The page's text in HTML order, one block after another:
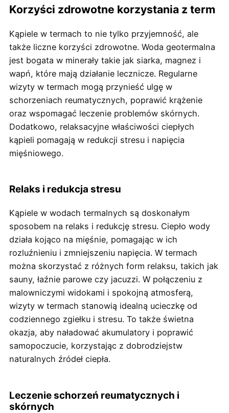
Korzyści zdrowotne korzystania z term
Kąpiele w termach to nie tylko przyjemność, ale
także liczne korzyści zdrowotne. Woda geotermalna
jest bogata w minerały takie jak siarka, magnez i
wapń, które mają działanie lecznicze. Regularne
wizyty w termach mogą przynieść ulgę w
schorzeniach reumatycznych, poprawić krążenie
oraz wspomagać leczenie problemów skórnych.
Dodatkowo, relaksacyjne właściwości ciepłych
kąpieli pomagają w redukcji stresu i napięcia
mięśniowego.
Relaks i redukcja stresu
Kąpiele w wodach termalnych są doskonałym
sposobem na relaks i redukcję stresu. Ciepło wody
działa kojąco na mięśnie, pomagając w ich
rozluźnieniu i zmniejszeniu napięcia. W termach
można skorzystać z różnych form relaksu, takich jak
sauny, łaźnie parowe czy jacuzzi. W połączeniu z
malowniczymi widokami i spokojną atmosferą,
wizyty w termach stanowią idealną ucieczkę od
codziennego zgiełku i stresu. To także świetna
okazja, aby naładować akumulatory i poprawić
samopoczucie, korzystając z dobrodziejstw
naturalnych źródeł ciepła.
Leczenie schorzeń reumatycznych i
skórnych